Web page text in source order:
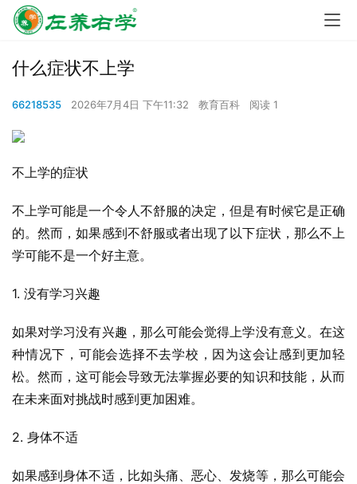
什么症状不上学
66218535 2026年7月4日 下午11:32 教育百科 阅读 1
不上学的症状
不上学可能是一个令人不舒服的决定，但是有时候它是正确
的。然而，如果感到不舒服或者出现了以下症状，那么不上
学可能不是一个好主意。
1. 没有学习兴趣
如果对学习没有兴趣，那么可能会觉得上学没有意义。在这
种情况下，可能会选择不去学校，因为这会让感到更加轻
松。然而，这可能会导致无法掌握必要的知识和技能，从而
在未来面对挑战时感到更加困难。
2. 身体不适
如果感到身体不适，比如头痛、恶心、发烧等，那么可能会